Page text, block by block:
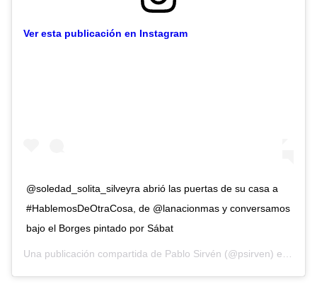
Ver esta publicación en Instagram
@soledad_solita_silveyra abrió las puertas de su casa a
#HablemosDeOtraCosa, de @lanacionmas y conversamos
bajo el Borges pintado por Sábat
Una publicación compartida de Pablo Sirvén (@psirven) el